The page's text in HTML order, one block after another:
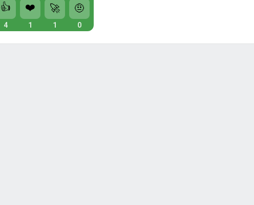
👍
4
❤️
1
🚀
1
🤨
0